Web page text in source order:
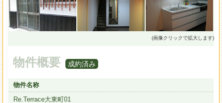
(画像クリックで拡大します)
物件概要 成約済み
物件名称
Re.Terrace大東町01